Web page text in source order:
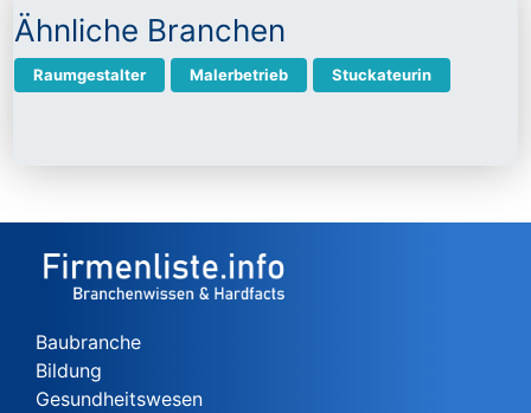
Ähnliche Branchen
Raumgestalter Malerbetrieb Stuckateurin
Baubranche
Bildung
Gesundheitswesen